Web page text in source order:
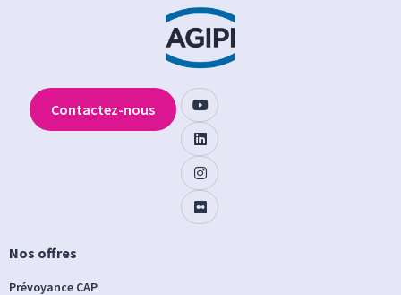
Nos offres
Prévoyance CAP
Contactez-nous